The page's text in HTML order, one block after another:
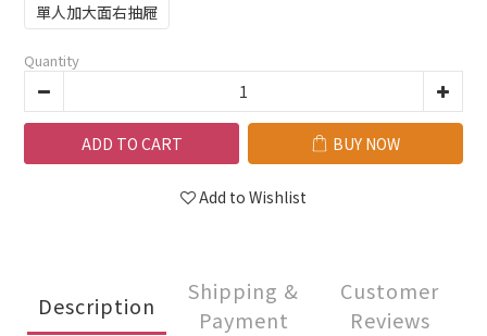
單人加大面右抽屜
Quantity
ADD TO CART BUY NOW
Add to Wishlist
Description
Shipping &
Payment
Customer
Reviews